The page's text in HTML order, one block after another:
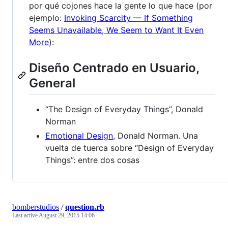
por qué cojones hace la gente lo que hace (por
ejemplo: Invoking Scarcity — If Something
Seems Unavailable, We Seem to Want It Even
More):
Diseño Centrado en Usuario,
General
“The Design of Everyday Things”, Donald
Norman
Emotional Design, Donald Norman. Una
vuelta de tuerca sobre “Design of Everyday
Things”: entre dos cosas
bomberstudios /question.rb
Last activeAugust 29, 2015 14:06